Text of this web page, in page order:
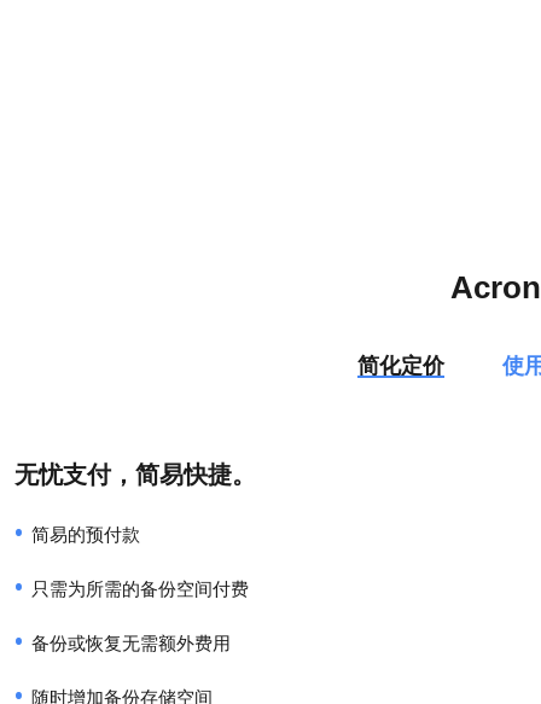
简化定价 使
无忧支付，简易快捷。
简易的预付款
只需为所需的备份空间付费
备份或恢复无需额外费用
随时增加备份存储空间